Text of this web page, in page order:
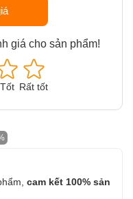
giá cho sản phẩm!
Tốt Rất tốt
cam kết 100% sản